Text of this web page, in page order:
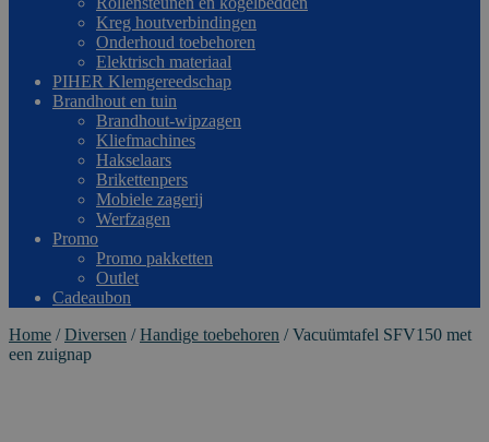
Kreg houtverbindingen
Onderhoud toebehoren
Elektrisch materiaal
PIHER Klemgereedschap
Brandhout en tuin
Brandhout-wipzagen
Kliefmachines
Hakselaars
Brikettenpers
Mobiele zagerij
Werfzagen
Promo
Promo pakketten
Outlet
Cadeaubon
Home /Diversen /Handige toebehoren /Vacuümtafel SFV150 met
een zuignap